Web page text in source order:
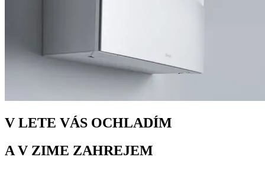
V LETE VÁS OCHLADÍM
A V ZIME ZAHREJEM